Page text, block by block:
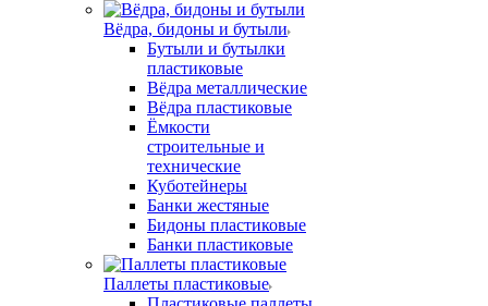
Вёдра, бидоны и бутыли
Бутыли и бутылки
пластиковые
Вёдра металлические
Вёдра пластиковые
Ёмкости
строительные и
технические
Куботейнеры
Банки жестяные
Бидоны пластиковые
Банки пластиковые
Паллеты пластиковые